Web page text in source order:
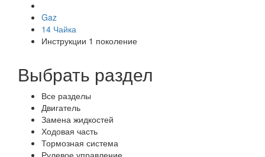
Gaz
14 Чайка
Инструкции 1 поколение
Выбрать раздел
Все разделы
Двигатель
Замена жидкостей
Ходовая часть
Тормозная система
Рулевое управление